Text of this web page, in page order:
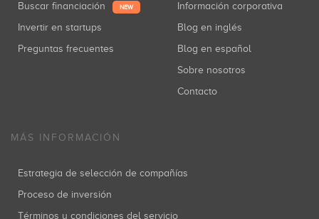
Buscar financiación NEW
Invertir en startups
Preguntas frecuentes
Información corporativa
Blog en inglés
Blog en español
Sobre nosotros
Contacto
MÁS INFORMACIÓN
Estrategia de selección de compañías
Proceso de inversión
Términos y condiciones del servicio